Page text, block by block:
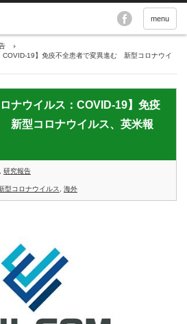
menu
19】免疫不全患者で変異進む 新型コロナウイ
ナウイルス：COVID-19】免疫
新型コロナウイルス、英米報
研究報告
型コロナウイルス 海外